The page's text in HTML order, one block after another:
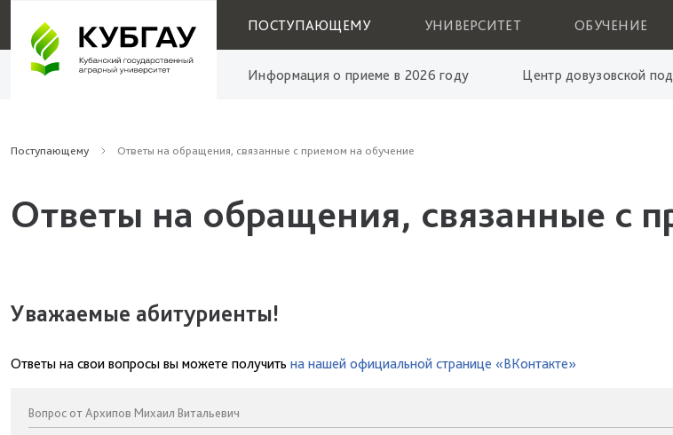
ПОСТУПАЮЩЕМУ УНИВЕРСИТЕТ ОБУЧЕНИЕ
Информация о приеме в 2026 году Центр довузовской
Поступающему Ответы на обращения, связанные с приемом на обучение
Ответы на обращения, связанные с
Уважаемые абитуриенты!
Ответы на свои вопросы вы можете получить на нашей официальной странице «ВКонтакте»
Вопрос от Архипов Михаил Витальевич